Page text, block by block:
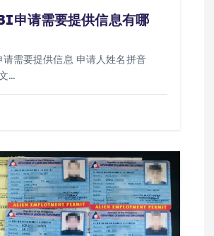
申请需要提供信息有哪
需要提供信息 申请人姓名拼音
…